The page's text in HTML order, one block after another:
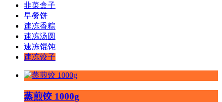
韭菜盒子
早餐饼
速冻香粽
速冻汤圆
速冻馄饨
速冻饺子
蒸煎饺 1000g